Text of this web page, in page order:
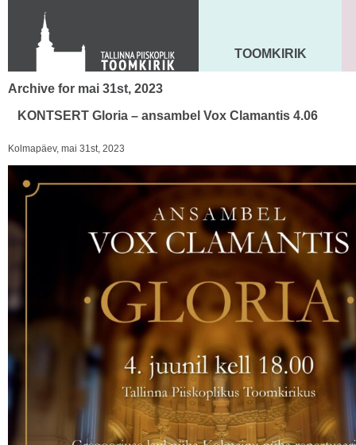
KONTAKT
Toom-Kooli 6, 10130 TALLINN
tallinna.toom@eelk.ee
MAARJA KIRIK
TOOMKIRIK
Archive for mai 31st, 2023
KONTSERT Gloria – ansambel Vox Clamantis 4.06
Kolmapäev, mai 31st, 2023